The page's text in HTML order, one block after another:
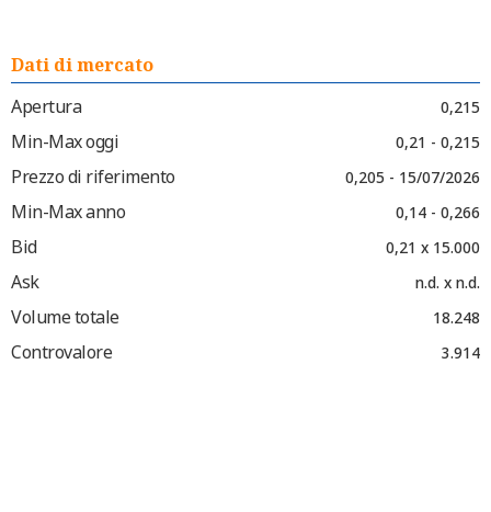
Dati di mercato
Apertura
0,215
Min-Max oggi 0,21 - 0,215
Prezzo di riferimento 0,205 - 15/07/2026
Min-Max anno 0,14 - 0,266
Bid 0,21 x 15.000
Ask n.d. x n.d.
Volume totale 18.248
Controvalore 3.914